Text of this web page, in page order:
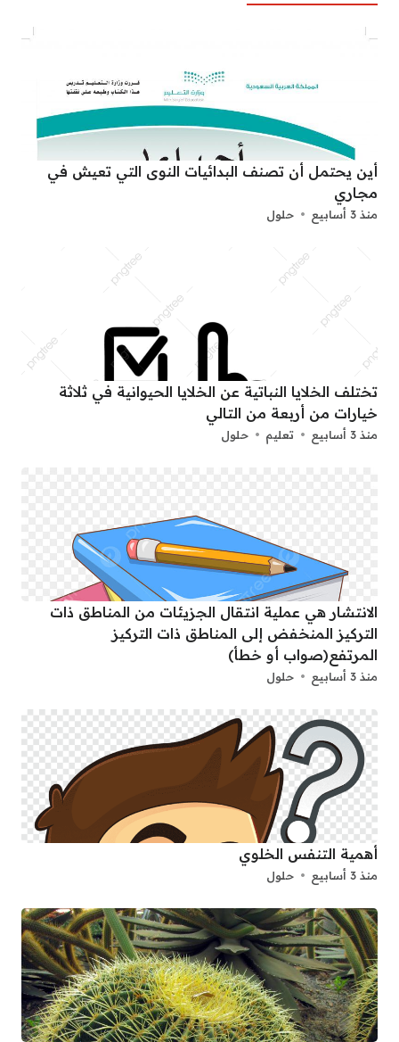
أين يحتمل أن تصنف البدائيات النوى التي تعيش في
مجاري
منذ 3 أسابيع حلول
تختلف الخلايا النباتية عن الخلايا الحيوانية في ثلاثة
خيارات من أربعة من التالي
منذ 3 أسابيع تعليم حلول
الانتشار هي عملية انتقال الجزيئات من المناطق ذات
التركيز المنخفض إلى المناطق ذات التركيز
المرتفع(صواب أو خطأ)
منذ 3 أسابيع حلول
أهمية التنفس الخلوي
منذ 3 أسابيع حلول